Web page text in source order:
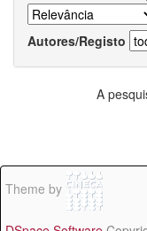
Autores/Registo
A
Theme by